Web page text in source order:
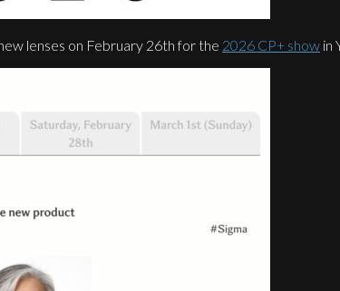
lenses on February 26th for the 2026 CP+ show in